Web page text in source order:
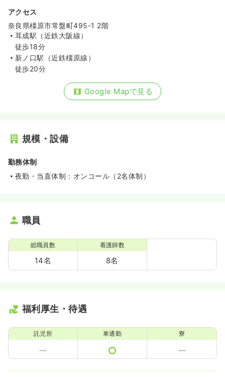
アクセス
奈良県橿原市常盤町495-1 2階
耳成駅（近鉄大阪線）
徒歩18分
新ノ口駅（近鉄橿原線）
徒歩20分
Google Mapで見る
規模・設備
勤務体制
夜勤・当直体制：オンコール（2名体制）
職員
総職員数
14名
看護師数
8名
福利厚生・待遇
託児所 車通勤 寮